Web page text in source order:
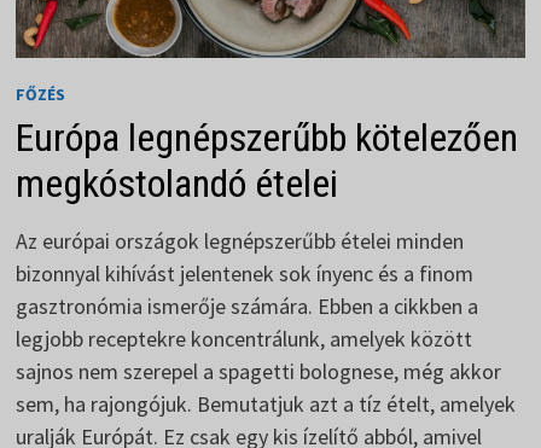
FŐZÉS
Európa legnépszerűbb kötelezően
megkóstolandó ételei
Az európai országok legnépszerűbb ételei minden
bizonnyal kihívást jelentenek sok ínyenc és a finom
gasztronómia ismerője számára. Ebben a cikkben a
legjobb receptekre koncentrálunk, amelyek között
sajnos nem szerepel a spagetti bolognese, még akkor
sem, ha rajongójuk. Bemutatjuk azt a tíz ételt, amelyek
uralják Európát. Ez csak egy kis ízelítő abból, amivel